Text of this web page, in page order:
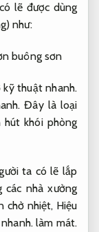
lẽ được dùng
như:
buông sơn
kỹ thuật nhanh.
Đây là loại
hút khói phòng
ta có lẽ lắp
nhà xưởng
chở nhiệt, Hiệu
làm mát.